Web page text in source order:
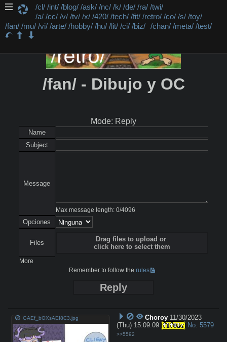
/cl/ /int/ /blog/ /ask/ /nc/ /k/ /de/ /ra/ /twi/
/a/ /cc/ /v/ /tv/ /x/ /420/ /tech/ /fit/ /retro/ /co/ /s/ /toy/
/fan/ /mu/ /vi/ /arte/ /hobby/ /hu/ /lit/ /ci/ /biz/ /chan/ /meta/ /test/
/fan/ - Dibujo y OC
Mode: Reply
Name
Subject
Message
Max message length: 0/4096
Opciones
Files
Drag files to upload or
click here to select them
More
Remember to follow therules
Reply
GAEf_bOXsAEI8C3.jpg Choroy 11/30/2023
(Thu) 15:09:09 f1f01c No. 5579
>>5592